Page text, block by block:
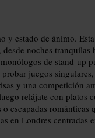
y estado de ánimo.
noches tranquilas
de stand-up
juegos
y una competición
relájate con platos
escapadas románticas
en Londres centradas